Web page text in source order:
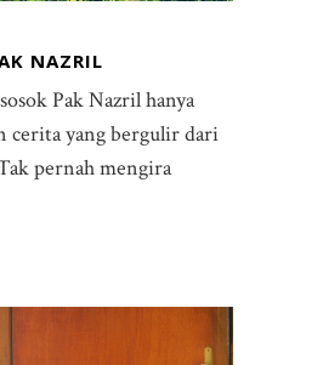
NAZRIL
Pak Nazril hanya
cerita yang bergulir dari
pernah mengira